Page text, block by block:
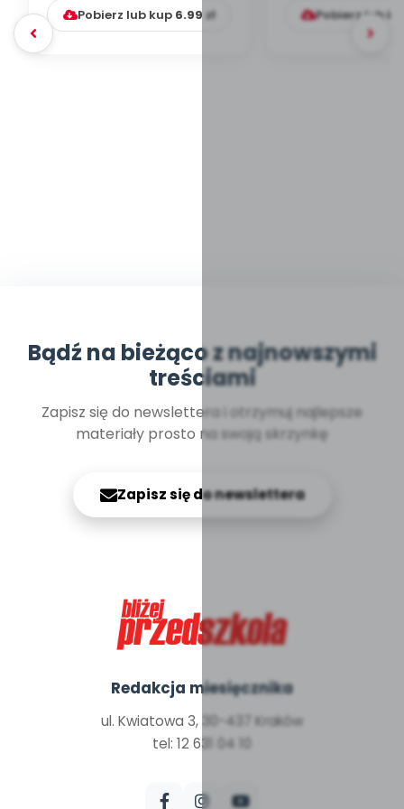
Pobierz lub kup 6.99 zł Pobierz lub
Bądź na bieżąco z najnowszymi
treściami
Zapisz się do newslettera i otrzymuj najlepsze
materiały prosto na swoją skrzynkę
Zapisz się do newslettera
Redakcja miesięcznika
ul. Kwiatowa 3, 30-437 Kraków
tel: 12 631 04 10